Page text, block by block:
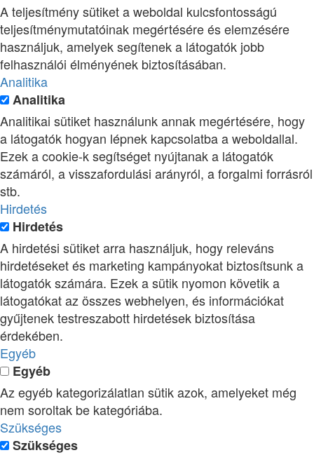
A teljesítmény sütiket a weboldal kulcsfontosságú
teljesítménymutatóinak megértésére és elemzésére
használjuk, amelyek segítenek a látogatók jobb
felhasználói élményének biztosításában.
Analitika
Analitika
Analitikai sütiket használunk annak megértésére, hogy
a látogatók hogyan lépnek kapcsolatba a weboldallal.
Ezek a cookie-k segítséget nyújtanak a látogatók
számáról, a visszafordulási arányról, a forgalmi forrásról
stb.
Hirdetés
Hirdetés
A hirdetési sütiket arra használjuk, hogy releváns
hirdetéseket és marketing kampányokat biztosítsunk a
látogatók számára. Ezek a sütik nyomon követik a
látogatókat az összes webhelyen, és információkat
gyűjtenek testreszabott hirdetések biztosítása
érdekében.
Egyéb
Egyéb
Az egyéb kategorizálatlan sütik azok, amelyeket még
nem soroltak be kategóriába.
Szükséges
Szükséges